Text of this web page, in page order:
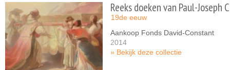
Reeks doeken van Paul-Joseph
19de eeuw
Aankoop Fonds David-Constant
2014
Bekijk deze collectie